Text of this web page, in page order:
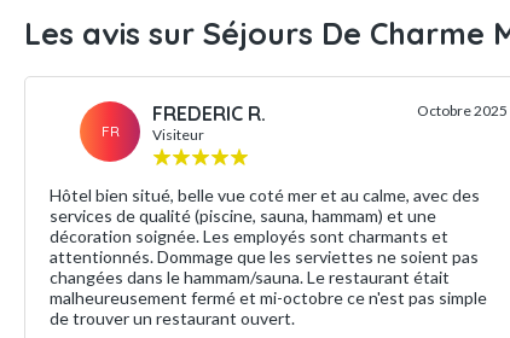
Les avis sur Séjours De Charme
FR
FREDERIC R.
Visiteur
Octobre 2025
Hôtel bien situé, belle vue coté mer et au calme, avec des
services de qualité (piscine, sauna, hammam) et une
décoration soignée. Les employés sont charmants et
attentionnés. Dommage que les serviettes ne soient pas
changées dans le hammam/sauna. Le restaurant était
malheureusement fermé et mi-octobre ce n'est pas simple
de trouver un restaurant ouvert.